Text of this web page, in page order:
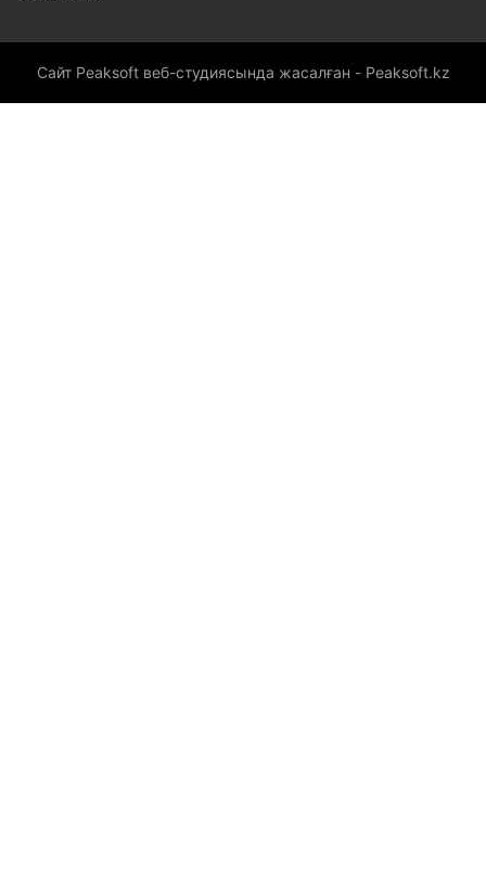
Сайт Peaksoft веб-студиясында жасалған - Peaksoft.kz